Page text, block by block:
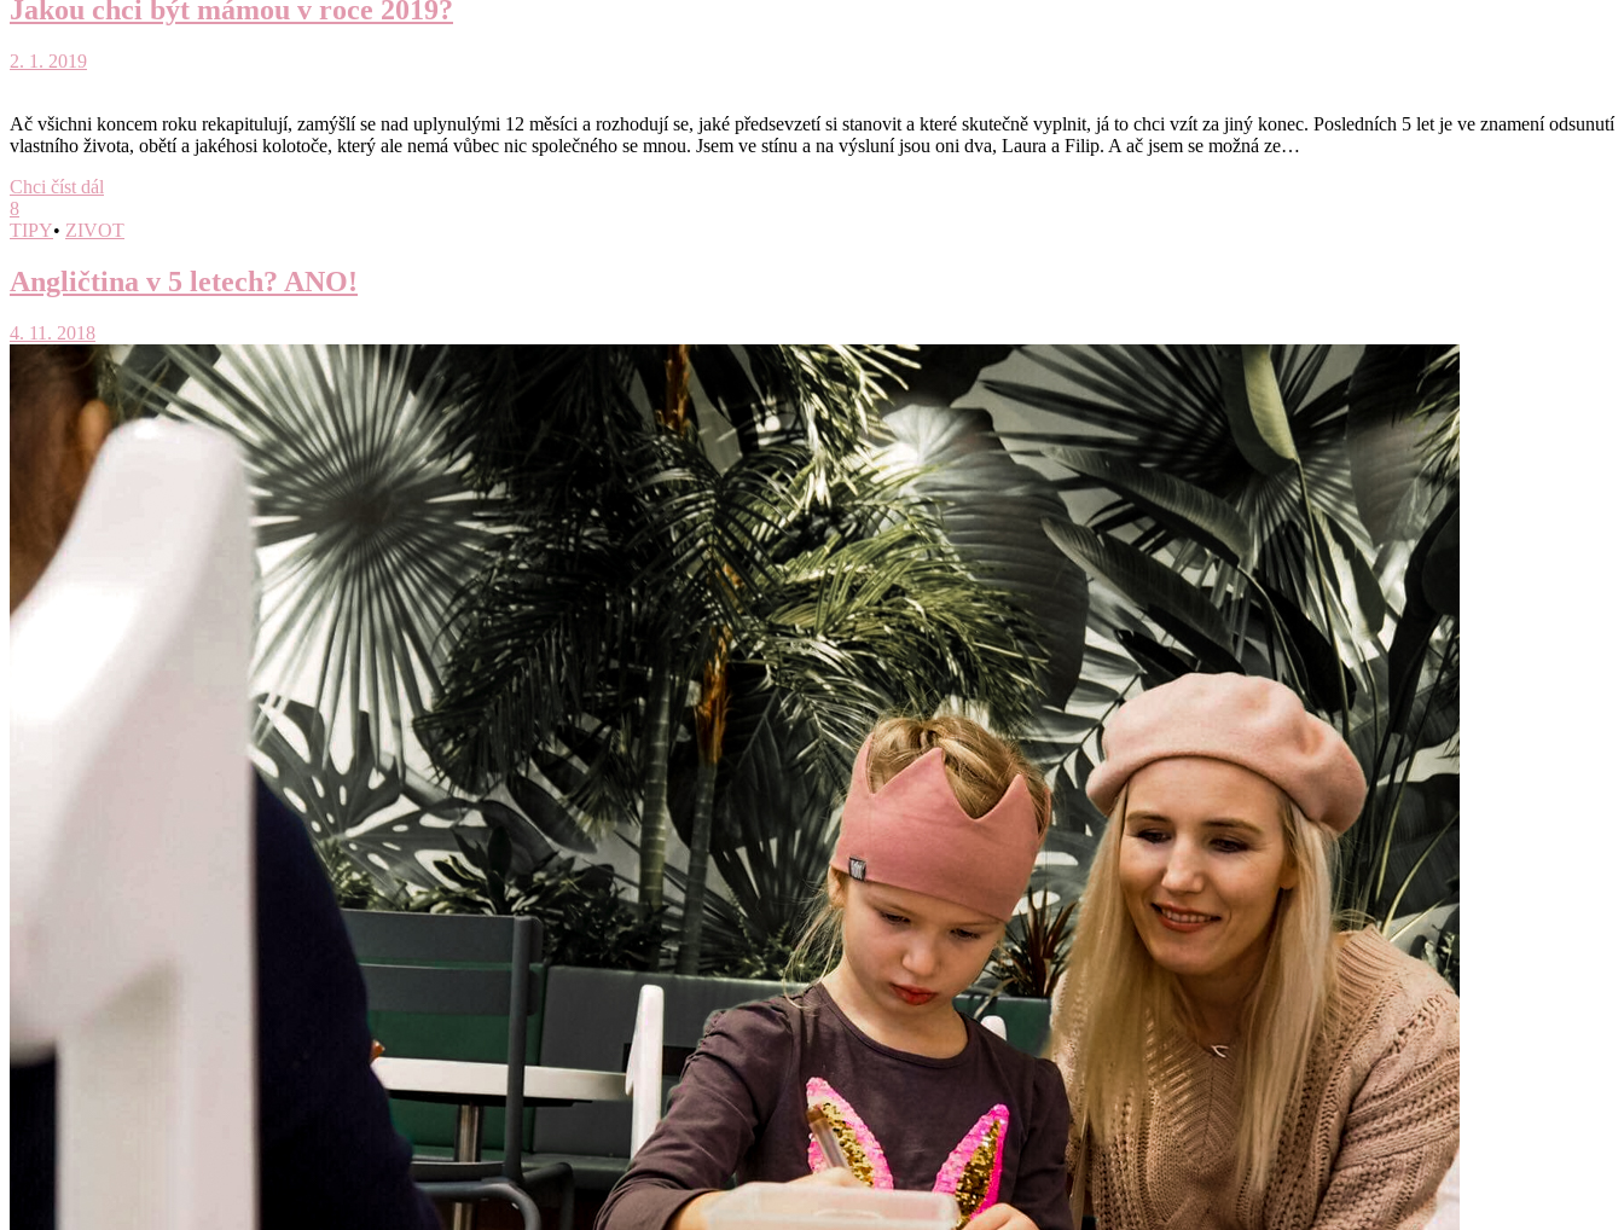
Jakou chci být mámou v roce 2019?
2. 1. 2019
Ač všichni koncem roku rekapitulují, zamýšlí se nad uplynulými 12 měsíci a rozhodují se, jaké předsevzetí si stanovit a které skutečně vyplnit, já to chci vzít za jiný konec. Posledních 5 let je ve znamení odsunutí
vlastního života, obětí a jakéhosi kolotoče, který ale nemá vůbec nic společného se mnou. Jsem ve stínu a na výsluní jsou oni dva, Laura a Filip. A ač jsem se možná ze…
Chci číst dál
8
TIPY• ZIVOT
Angličtina v 5 letech? ANO!
4. 11. 2018